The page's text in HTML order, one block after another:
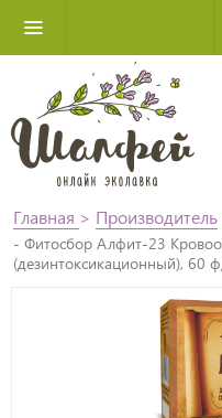
Главная > Производитель
- Фитосбор Алфит-23
(дезинтоксикационный), 60